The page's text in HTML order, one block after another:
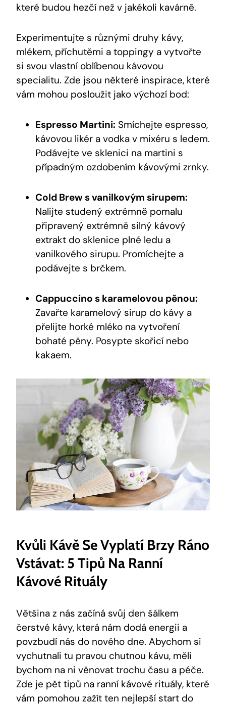
které budou hezčí než v jakékoli kavárně.
Experimentujte s různými druhy kávy,
mlékem, příchutěmi a toppingy a vytvořte
si svou vlastní oblíbenou kávovou
specialitu. Zde jsou některé inspirace, které
vám mohou posloužit jako výchozí bod:
Espresso Martini: Smíchejte espresso,
kávovou likér a vodka v mixéru s ledem.
Podávejte ve sklenici na martini s
případným ozdobením kávovými zrnky.
Cold Brew s vanilkovým sirupem:
Nalijte studený extrémně pomalu
připravený extrémně silný kávový
extrakt do sklenice plné ledu a
vanilkového sirupu. Promíchejte a
podávejte s brčkem.
Cappuccino s karamelovou pěnou:
Zavařte karamelový sirup do kávy a
přelijte horké mléko na vytvoření
bohaté pěny. Posypte skořicí nebo
kakaem.
Kvůli Kávě Se Vyplatí Brzy Ráno
Vstávat: 5 Tipů Na Ranní
Kávové Rituály
Většina z nás začíná svůj den šálkem
čerstvé kávy, která nám dodá energii a
povzbudí nás do nového dne. Abychom si
vychutnali tu pravou chutnou kávu, měli
bychom na ni věnovat trochu času a péče.
Zde je pět tipů na ranní kávové rituály, které
vám pomohou zažít ten nejlepší start do